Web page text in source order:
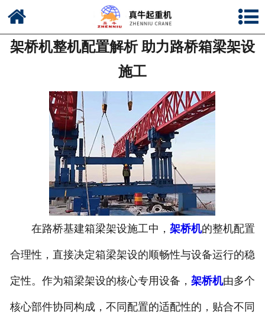
公司简介
产品中心
联系我们
架桥机整机配置解析 助力路桥箱梁架设
施工
在路桥基建箱梁架设施工中， 架桥机的整机配置
合理性，直接决定箱梁架设的顺畅性与设备运行的稳
定性。作为箱梁架设的核心专用设备， 架桥机由多个
核心部件协同构成，不同配置的适配性的，贴合不同